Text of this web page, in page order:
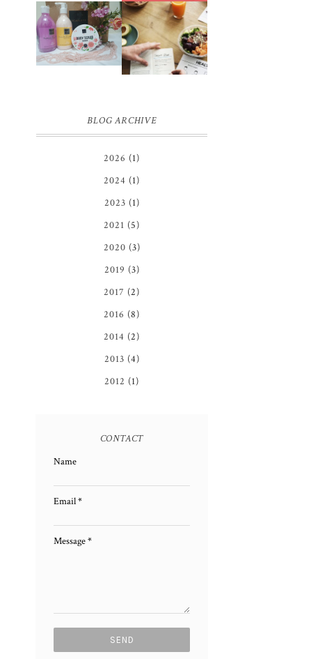
REVIEW
SCARLETT
WHITENING
BODY
LOTION,
BODY SCRUB
PENGALAMAN
DIET SEHAT
TANPA
MENYIKSA
HINGGA
BERAT BADAN
IDEAL
BLOG ARCHIVE
2026 (1)
2024 (1)
2023 (1)
2021 (5)
2020 (3)
2019 (3)
2017 (2)
2016 (8)
2014 (2)
2013 (4)
2012 (1)
CONTACT
Name
Email*
Message*